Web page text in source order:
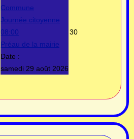
Commune
Journée citoyenne
08:00
Préau de la mairie
Date :
samedi 29 août 2026
30